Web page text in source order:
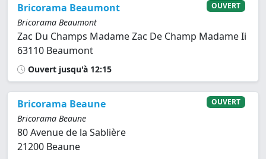
Bricorama Beaumont
Bricorama Beaumont
Zac Du Champs Madame Zac De Champ Madame Ii
63110 Beaumont
OUVERT
Ouvert jusqu'à 12:15
Bricorama Beaune
Bricorama Beaune
80 Avenue de la Sablière
21200 Beaune
OUVERT